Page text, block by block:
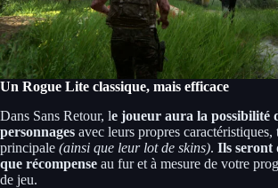
Un Rogue Lite classique, mais efficace
Dans Sans Retour, le joueur aura la possibilité
personnages avec leurs propres caractéristiques,
principale (ainsi que leur lot de skins). Ils seront
que récompense au fur et à mesure de votre
de jeu.